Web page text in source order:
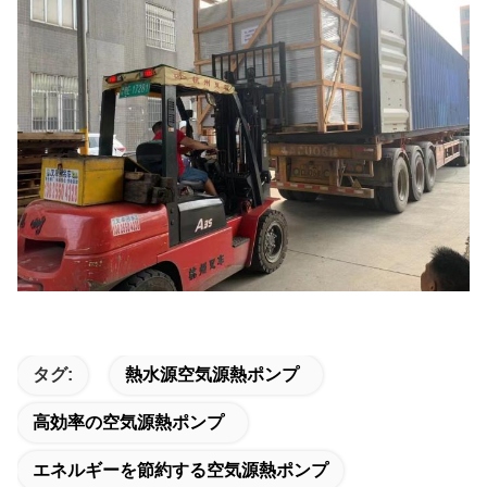
タグ: 熱水源空気源熱ポンプ
高効率の空気源熱ポンプ
エネルギーを節約する空気源熱ポンプ